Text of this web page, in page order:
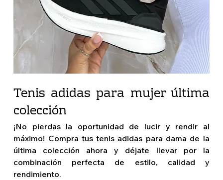
Tenis adidas para mujer última
colección
¡No pierdas la oportunidad de lucir y rendir al
máximo! Compra tus tenis adidas para dama de la
última colección ahora y déjate llevar por la
combinación perfecta de estilo, calidad y
rendimiento.